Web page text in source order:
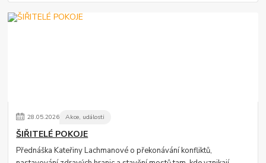
28.05.2026 Akce, události
ŠIŘITELÉ POKOJE
Přednáška Kateřiny Lachmanové o překonávání konfliktů,